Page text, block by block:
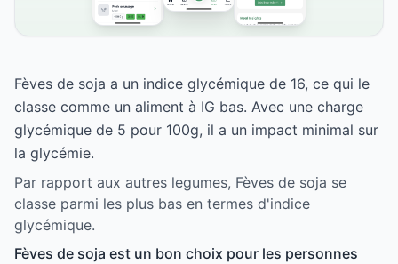
Fèves de soja a un indice glycémique de 16, ce qui le
classe comme un aliment à IG bas. Avec une charge
glycémique de 5 pour 100g, il a un impact minimal sur
la glycémie.
Par rapport aux autres legumes, Fèves de soja se
classe parmi les plus bas en termes d'indice
glycémique.
Fèves de soja est un bon choix pour les personnes